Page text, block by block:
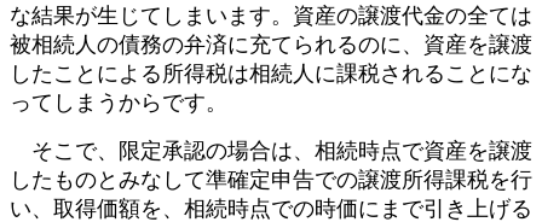
な結果が生じてしまいます。資産の譲渡代金の全ては
被相続人の債務の弁済に充てられるのに、資産を譲渡
したことによる所得税は相続人に課税されることにな
ってしまうからです。
そこで、限定承認の場合は、相続時点で資産を譲渡
したものとみなして準確定申告での譲渡所得課税を行
い、取得価額を、相続時点での時価にまで引き上げる